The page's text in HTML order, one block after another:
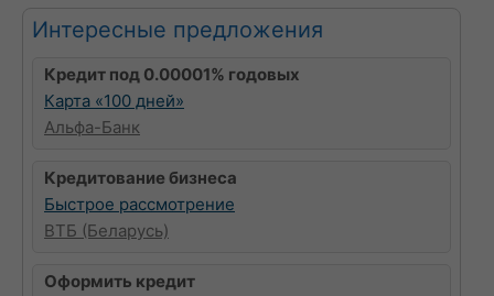
Интересные предложения
Кредит под 0.00001% годовых
Карта «100 дней»
Альфа-Банк
Кредитование бизнеса
Быстрое рассмотрение
ВТБ (Беларусь)
Оформить кредит